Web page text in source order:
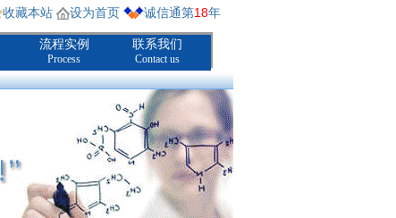
收藏本站 设为首页 诚信通第18年
流程实例 联系我们
Process Contact us